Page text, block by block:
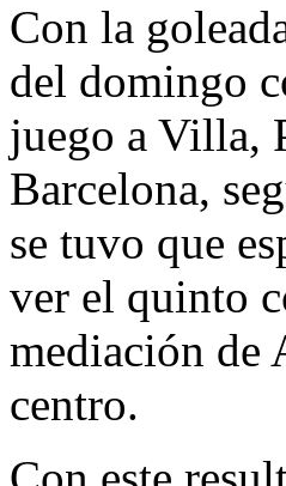
Con la
del domingo
juego a Villa,
Barcelona,
se tuvo que
ver el quinto
mediación de
centro.